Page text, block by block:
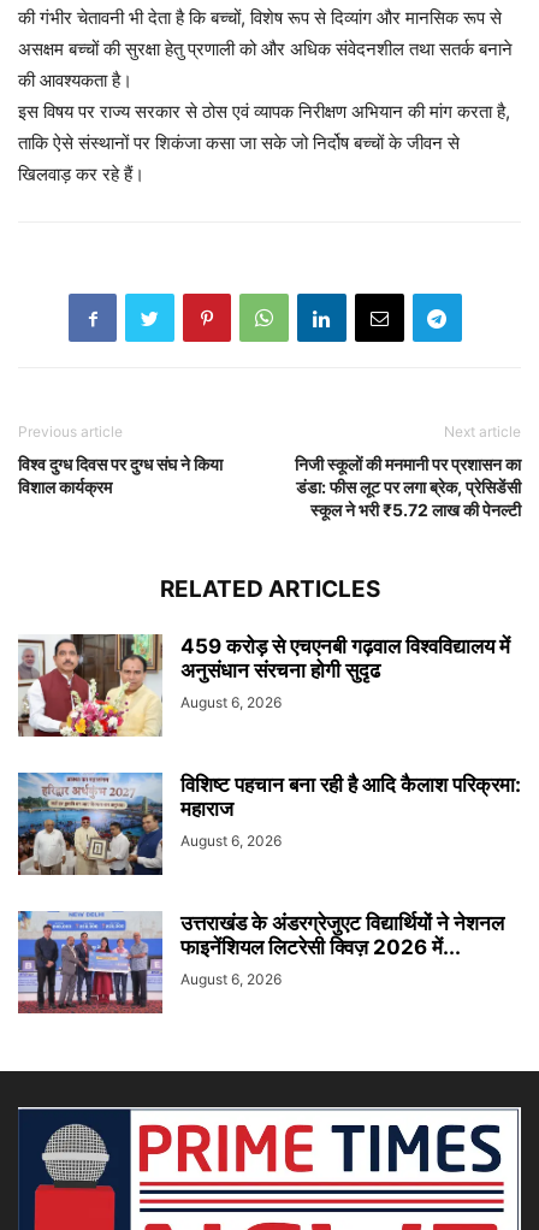
की गंभीर चेतावनी भी देता है कि बच्चों, विशेष रूप से दिव्यांग और मानसिक रूप से
असक्षम बच्चों की सुरक्षा हेतु प्रणाली को और अधिक संवेदनशील तथा सतर्क बनाने
की आवश्यकता है।
इस विषय पर राज्य सरकार से ठोस एवं व्यापक निरीक्षण अभियान की मांग करता है,
ताकि ऐसे संस्थानों पर शिकंजा कसा जा सके जो निर्दोष बच्चों के जीवन से
खिलवाड़ कर रहे हैं।
Previous article
विश्व दुग्ध दिवस पर दुग्ध संघ ने किया
विशाल कार्यक्रम
Next article
निजी स्कूलों की मनमानी पर प्रशासन का
डंडा: फीस लूट पर लगा ब्रेक, प्रेसिडेंसी
स्कूल ने भरी ₹5.72 लाख की पेनल्टी
RELATED ARTICLES
459 करोड़ से एचएनबी गढ़वाल विश्वविद्यालय में
अनुसंधान संरचना होगी सुदृढ
August 6, 2026
विशिष्ट पहचान बना रही है आदि कैलाश परिक्रमा:
महाराज
August 6, 2026
उत्तराखंड के अंडरग्रेजुएट विद्यार्थियों ने नेशनल
फाइनेंशियल लिटरेसी क्विज़ 2026 में...
August 6, 2026